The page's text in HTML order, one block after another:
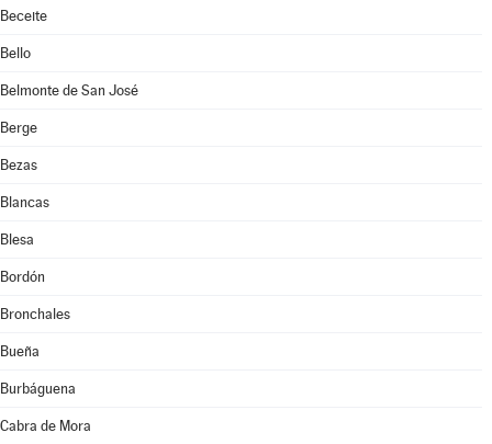
Beceite
Bello
Belmonte de San José
Berge
Bezas
Blancas
Blesa
Bordón
Bronchales
Bueña
Burbáguena
Cabra de Mora